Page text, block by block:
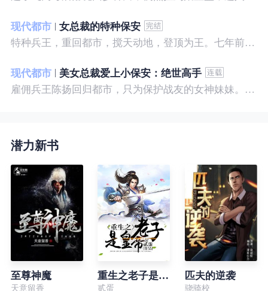
现代都市
女总裁的特种保安
特种兵王，重回都市，搅天动地，登顶为王。七年前，他是社会底层的小混混，七年后，他是经历过战与火考验的特种兵王。
现代都市
美女总裁爱上小保安：绝世高手
雇佣兵王陈扬回归都市，只为保护战友的女神妹妹。繁华都市里，陈扬如鱼得水，，逍遥自在。
潜力新书
至尊神魔
天意留香
重生之老子是皇帝
贰蛋
匹夫的逆袭
骁骑校